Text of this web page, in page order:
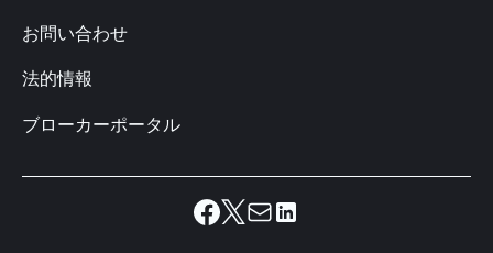
お問い合わせ
法的情報
ブローカーポータル